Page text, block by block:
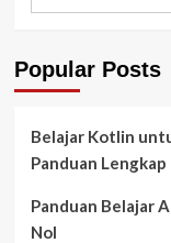
Pemula
Popular Posts
Belajar Kotlin
Panduan Lengkap
Panduan Belajar
Nol